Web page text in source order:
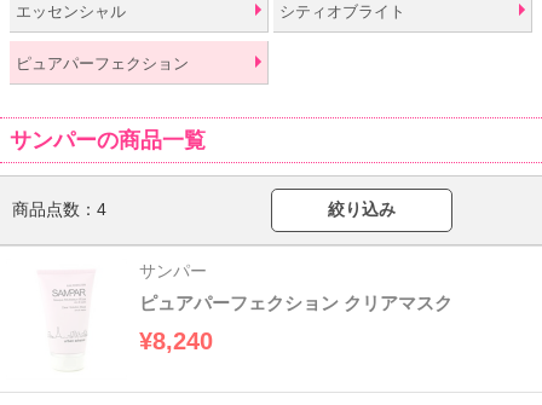
エッセンシャル シティオブライト
ピュアパーフェクション
サンパーの商品一覧
商品点数： 4 絞り込み
サンパー
ピュアパーフェクション クリアマスク
¥8,240